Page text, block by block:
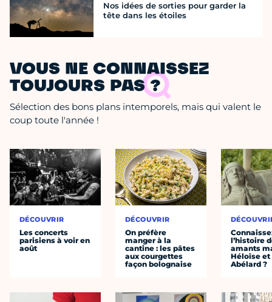
Nos idées de sorties pour garder la
tête dans les étoiles
VOUS NE CONNAISSEZ
TOUJOURS PAS ?
Sélection des bons plans intemporels, mais qui valent le
coup toute l'année !
DÉCOUVRIR
Les concerts
parisiens à voir en
août
DÉCOUVRIR
On préfère
manger à la
cantine : les pâtes
aux courgettes
façon bolognaise
l’histoire
amants
Héloïse et
Abélard ?